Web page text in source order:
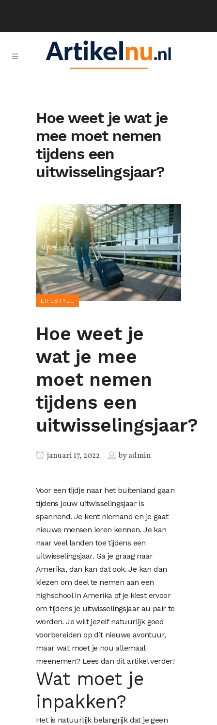
Hoe weet je wat je
mee moet nemen
tijdens een
uitwisselingsjaar?
LIFESTYLE
Hoe weet je
wat je mee
moet nemen
tijdens een
uitwisselingsjaar?
januari 17, 2022 byadmin
Voor een tijdje naar het buitenland gaan
tijdens jouw uitwisselingsjaar is
spannend. Je kent niemand en je gaat
nieuwe mensen leren kennen. Je kan
naar veel landen toe tijdens een
uitwisselingsjaar. Ga je graag naar
Amerika, dan kan dat ook. Je kan dan
kiezen om deel te nemen aan een
highschool in Amerika of je kiest ervoor
om tijdens je uitwisselingsjaar au pair te
worden. Je wilt jezelf natuurlijk goed
voorbereiden op dit nieuwe avontuur,
maar wat moet je nou allemaal
meenemen? Lees dan dit artikel verder!
Wat moet je
inpakken?
Het is natuurlijk belangrijk dat je geen